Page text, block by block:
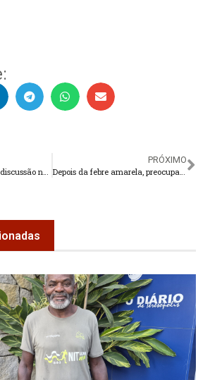
PM mata PM durante discussão no Rio de Janeiro
PRÓXIMO
Depois da febre amarela, preocupação com o vírus influenza